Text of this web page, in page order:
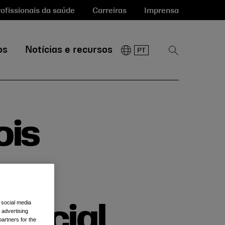
da saúde Carreiras Imprensa
Notícias e recursos
Mostrar
media
advertising
for the